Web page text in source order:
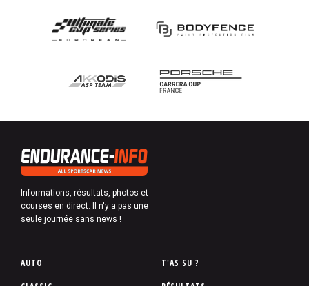
Informations, résultats, photos et
courses en direct. Il n'y a pas une
seule journée sans news !
P
AUTO
T'AS SU ?